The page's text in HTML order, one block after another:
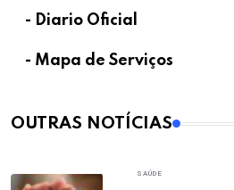
- Diario Oficial
- Mapa de Serviços
OUTRAS NOTÍCIAS
SAÚDE